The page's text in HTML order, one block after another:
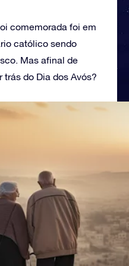
comemorada foi em
católico sendo
Mas afinal de
do Dia dos Avós?